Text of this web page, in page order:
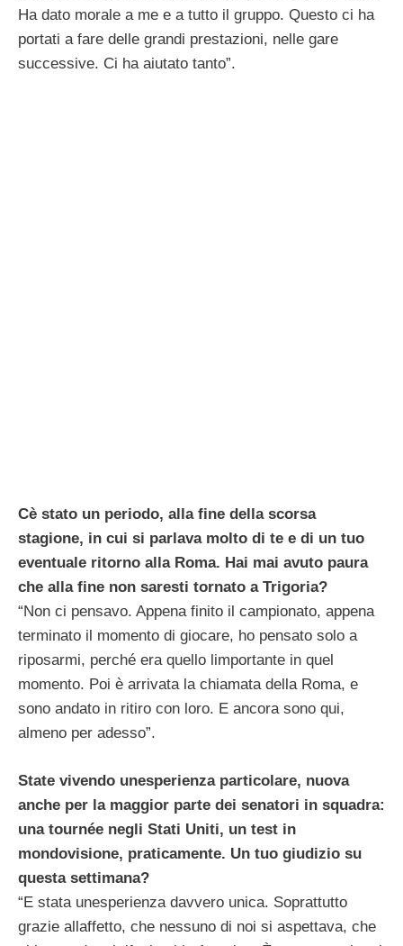
Ha dato morale a me e a tutto il gruppo. Questo ci ha
portati a fare delle grandi prestazioni, nelle gare
successive. Ci ha aiutato tanto”.
Cè stato un periodo, alla fine della scorsa
stagione, in cui si parlava molto di te e di un tuo
eventuale ritorno alla Roma. Hai mai avuto paura
che alla fine non saresti tornato a Trigoria?
“Non ci pensavo. Appena finito il campionato, appena
terminato il momento di giocare, ho pensato solo a
riposarmi, perché era quello limportante in quel
momento. Poi è arrivata la chiamata della Roma, e
sono andato in ritiro con loro. E ancora sono qui,
almeno per adesso”.
State vivendo unesperienza particolare, nuova
anche per la maggior parte dei senatori in squadra:
una tournée negli Stati Uniti, un test in
mondovisione, praticamente. Un tuo giudizio su
questa settimana?
“E stata unesperienza davvero unica. Soprattutto
grazie allaffetto, che nessuno di noi si aspettava, che